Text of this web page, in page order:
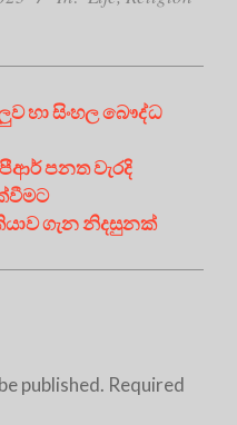
හා සිංහල බෞද්ධ
පනත වැරදි
ගැන නිදසුනක්
published. Required